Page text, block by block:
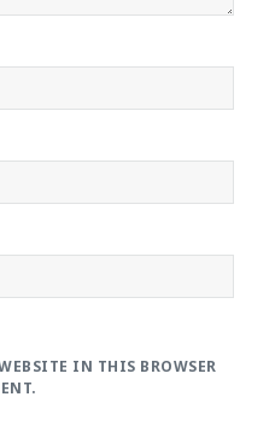
IN THIS BROWSER